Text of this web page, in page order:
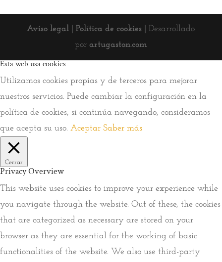
Aviso legal |Política de cookies | Desarrollado
por artugaston.com
Esta web usa cookies
Utilizamos cookies propias y de terceros para mejorar
nuestros servicios. Puede cambiar la configuración en la
política de cookies, si continúa navegando, consideramos
que acepta su uso. Aceptar Saber más
Cerrar
Privacy Overview
This website uses cookies to improve your experience while
you navigate through the website. Out of these, the cookies
that are categorized as necessary are stored on your
browser as they are essential for the working of basic
functionalities of the website. We also use third-party